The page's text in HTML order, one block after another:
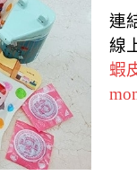
連
線
蝦